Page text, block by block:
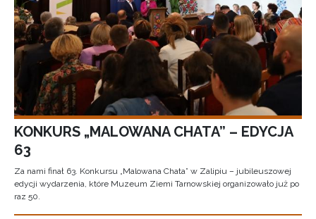
KONKURS „MALOWANA CHATA” – EDYCJA
63
Za nami finał 63. Konkursu „Malowana Chata” w Zalipiu – jubileuszowej
edycji wydarzenia, które Muzeum Ziemi Tarnowskiej organizowało już po
raz 50.